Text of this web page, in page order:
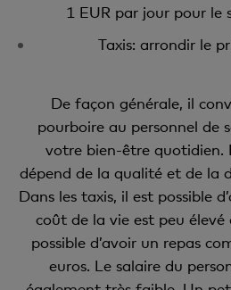
1 EUR par jour pour le
Taxis: arrondir le
De façon générale, il
pourboire au personnel de
votre bien-être
dépend de la qualité et de la
Dans les taxis, il est possible
coût de la vie est peu élevé
possible d’avoir un repas
euros. Le salaire du